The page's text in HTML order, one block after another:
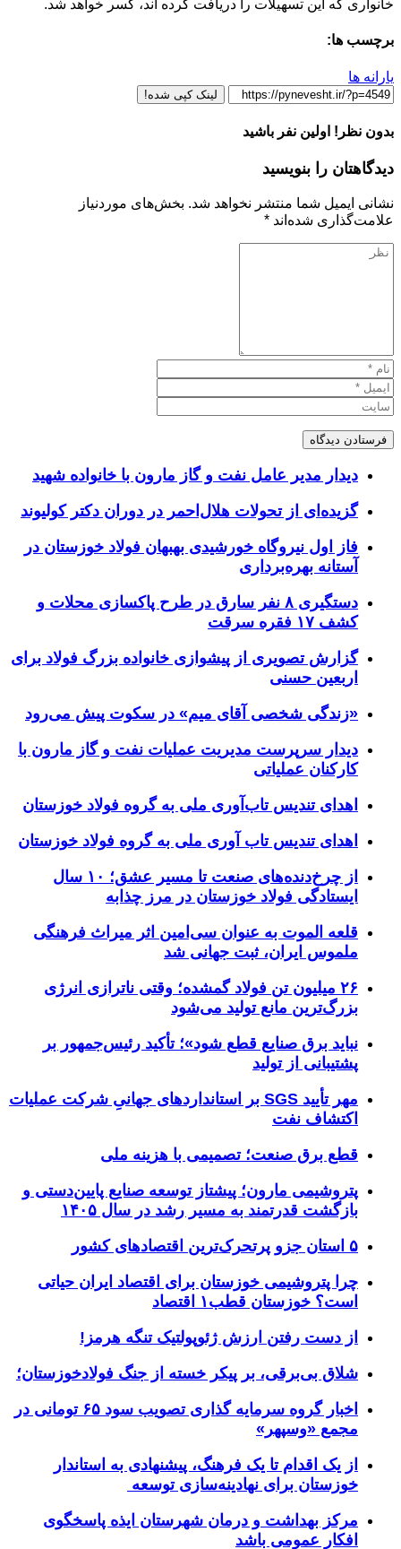
خانواری که این تسهیلات را دریافت کرده اند، کسر خواهد شد.
برچسب ها:
یارانه ها
لینک کپی شده!
بدون نظر! اولین نفر باشید
دیدگاهتان را بنویسید
نشانی ایمیل شما منتشر نخواهد شد. بخش‌های موردنیاز
علامت‌گذاری شده‌اند *
دیدار مدیر عامل نفت و گاز مارون با خانواده شهید
گزیده‌ای از تحولات هلال‌احمر در دوران دکتر کولیوند
فاز اول نیروگاه خورشیدی بهبهان فولاد خوزستان در
آستانه بهره‌برداری
دستگیری ۸ نفر سارق در طرح پاکسازی محلات و
کشف ۱۷ فقره سرقت
گزارش تصویری از پیشوازی خانواده بزرگ فولاد برای
اربعین حسنی
«زندگی شخصی آقای میم» در سکوت پیش می‌رود
دیدار سرپرست مدیریت عملیات نفت و گاز مارون با
کارکنان عملیاتی
اهدای تندیس تاب‌آوری ملی به گروه فولاد خوزستان
اهدای تندیس تاب آوری ملی به گروه فولاد خوزستان
از چرخ‌دنده‌های صنعت تا مسیر عشق؛ ۱۰ سال
ایستادگی فولاد خوزستان در مرز چذابه
قلعه الموت به عنوان سی‌امین اثر میراث‌ فرهنگی
ملموس ایران، ثبت جهانی شد
۲۶ میلیون تن فولاد گمشده؛ وقتی ناترازی انرژی
بزرگ‌ترین مانع تولید می‌شود
نباید برق صنایع قطع شود»؛ تأکید رئیس‌جمهور بر
پشتیبانی از تولید
مهر تأیید SGS بر استانداردهای جهانیِ شرکت عملیات
اکتشاف نفت
قطع برق صنعت؛ تصمیمی با هزینه ملی
پتروشیمی مارون؛ پیشتاز توسعه صنایع پایین‌دستی و
بازگشت قدرتمند به مسیر رشد در سال ۱۴۰۵
۵ استان جزو پرتحرک‌ترین اقتصاد‌های کشور
چرا پتروشیمی خوزستان برای اقتصاد ایران حیاتی
است؟ خوزستان قطب۱ اقتصاد
از دست رفتن ارزش ژئوپولتیک تنگه هرمز!
شلاق‌ بی‌برقی، بر پیکر خسته‌ از جنگ فولادخوزستان؛
اخبار گروه سرمایه گذاری تصویب سود ۶۵ تومانی در
مجمع «وسپهر»
از یک اقدام تا یک فرهنگ، پیشنهادی به استاندار
خوزستان برای نهادینه‌سازی توسعه
مرکز بهداشت و درمان شهرستان ایذه پاسخگوی
افکار عمومی باشد